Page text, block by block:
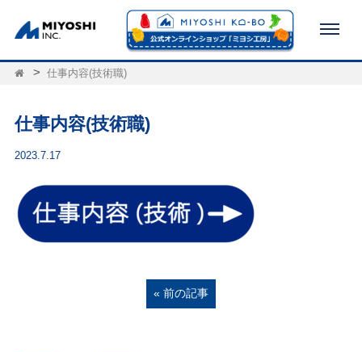
仕事内容(技術職)
仕事内容(技術職)
2023.7.17
« 前の記事